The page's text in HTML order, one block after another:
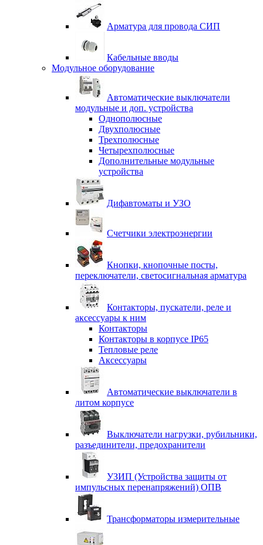
Арматура для провода СИП
Кабельные вводы
Модульное оборудование
Автоматические выключатели
модульные и доп. устройства
Однополюсные
Двухполюсные
Трехполюсные
Четырехполюсные
Дополнительные модульные
устройства
Дифавтоматы и УЗО
Счетчики электроэнергии
Кнопки, кнопочные посты,
переключатели, светосигнальная арматура
Контакторы, пускатели, реле и
аксессуары к ним
Контакторы
Контакторы в корпусе IP65
Тепловые реле
Аксессуары
Автоматические выключатели в
литом корпусе
Выключатели нагрузки, рубильники,
разъединители, предохранители
УЗИП (Устройства защиты от
импульсных перенапряжений) ОПВ
Трансформаторы измерительные